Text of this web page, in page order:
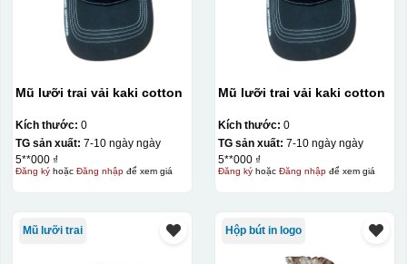
Mũ lưỡi trai vải kaki cotton
Kích thước: 0
TG sản xuất: 7-10 ngày ngày
5**000 ₫
Đăng kýhoặc Đăng nhậpđể xem giá
Mũ lưỡi trai vải kaki cotton
Kích thước: 0
TG sản xuất: 7-10 ngày ngày
5**000 ₫
Đăng kýhoặc Đăng nhậpđể xem giá
Mũ lưỡi trai Hộp bút in logo